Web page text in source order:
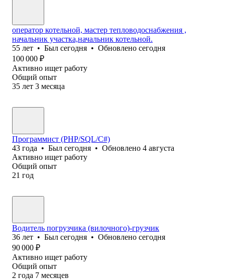
оператор котельной, мастер тепловодоснабжения ,
начальник участка,начальник котельной.
55 лет • Был сегодня • Обновлено сегодня
100 000 ₽
Активно ищет работу
Общий опыт
35 лет 3 месяца
Программист (PHP/SQL/C#)
43 года • Был сегодня • Обновлено 4 августа
Активно ищет работу
Общий опыт
21 год
Водитель погрузчика (вилочного)-грузчик
36 лет • Был сегодня • Обновлено сегодня
90 000 ₽
Активно ищет работу
Общий опыт
2 года 7 месяцев